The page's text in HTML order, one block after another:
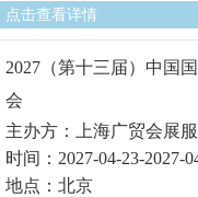
点击查看详情
2027（第十三届）中国
会
主办方：上海广贸会展
时间：2027-04-23-2027-
地点：北京